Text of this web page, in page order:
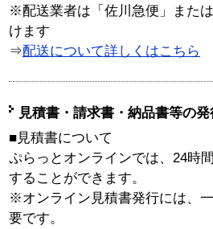
※配送業者は「佐川急便」また
けます
⇒配送について詳しくはこちら
見積書・請求書・納品書等の
■見積書について
ぷらっとオンラインでは、24時
することができます。
※オンライン見積書発行には、
要です。